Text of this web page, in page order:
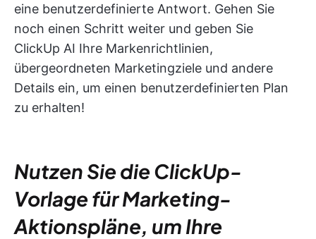
eine benutzerdefinierte Antwort. Gehen Sie
noch einen Schritt weiter und geben Sie
ClickUp AI Ihre Markenrichtlinien,
übergeordneten Marketingziele und andere
Details ein, um einen benutzerdefinierten Plan
zu erhalten!
Nutzen Sie die ClickUp-
Vorlage für Marketing-
Aktionspläne, um Ihre